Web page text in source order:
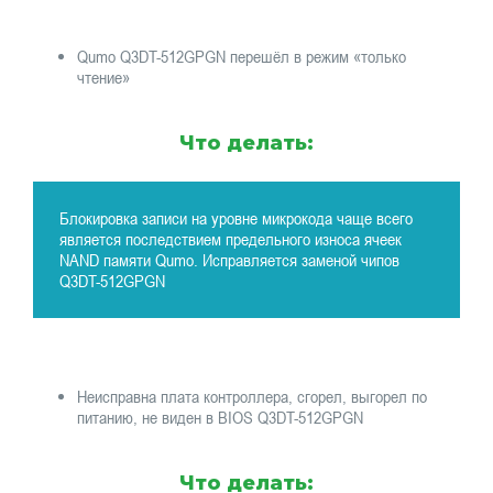
Qumo Q3DT-512GPGN перешёл в режим «только
чтение»
Что делать:
Блокировка записи на уровне микрокода чаще всего
является последствием предельного износа ячеек
NAND памяти Qumo. Исправляется заменой чипов
Q3DT-512GPGN
Неисправна плата контроллера, сгорел, выгорел по
питанию, не виден в BIOS Q3DT-512GPGN
Что делать: